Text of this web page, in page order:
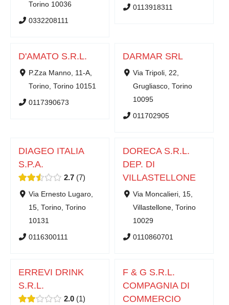
Torino 10036
0332208111
0113918311
D'AMATO S.R.L.
P.Zza Manno, 11-A,
Torino, Torino 10151
0117390673
DARMAR SRL
Via Tripoli, 22,
Grugliasco, Torino
10095
011702905
DIAGEO ITALIA
S.P.A.
2.7 7
Via Ernesto Lugaro,
15, Torino, Torino
10131
0116300111
DORECA S.R.L.
DEP. DI
VILLASTELLONE
Via Moncalieri, 15,
Villastellone, Torino
10029
0110860701
ERREVI DRINK
S.R.L.
2.0 1
F & G S.R.L.
COMPAGNIA DI
COMMERCIO